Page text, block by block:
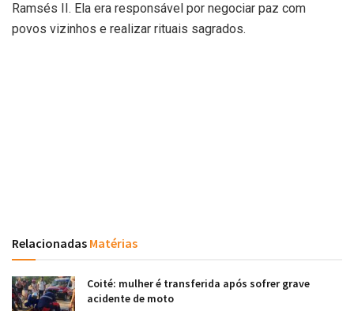
Ramsés II. Ela era responsável por negociar paz com
povos vizinhos e realizar rituais sagrados.
Relacionadas Matérias
Coité: mulher é transferida após sofrer grave
acidente de moto